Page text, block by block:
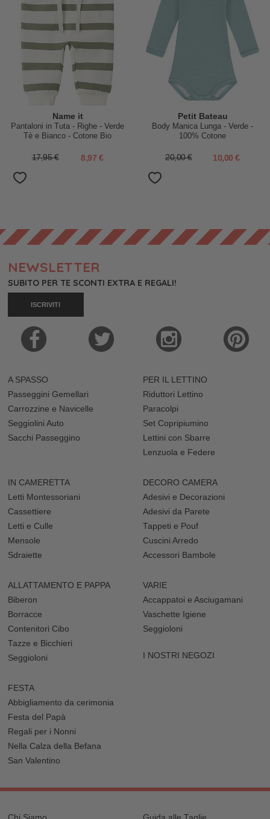
Name it
Pantaloni in Tuta - Righe - Verde
Tè e Bianco - Cotone Bio
17,95 € 8,97 €
Petit Bateau
Body Manica Lunga - Verde -
100% Cotone
20,00 € 10,00 €
NEWSLETTER
SUBITO PER TE SCONTI EXTRA E REGALI!
ISCRIVITI
A SPASSO
Passeggini Gemellari
Carrozzine e Navicelle
Seggiolini Auto
Sacchi Passeggino
PER IL LETTINO
Riduttori Lettino
Paracolpi
Set Copripiumino
Lettini con Sbarre
Lenzuola e Federe
IN CAMERETTA
Letti Montessoriani
Cassettiere
Letti e Culle
Mensole
Sdraiette
DECORO CAMERA
Adesivi e Decorazioni
Adesivi da Parete
Tappeti e Pouf
Cuscini Arredo
Accessori Bambole
ALLATTAMENTO E PAPPA
Biberon
Borracce
Contenitori Cibo
Tazze e Bicchieri
Seggioloni
VARIE
Accappatoi e Asciugamani
Vaschette Igiene
Seggioloni
I NOSTRI NEGOZI
FESTA
Abbigliamento da cerimonia
Festa del Papà
Regali per i Nonni
Nella Calza della Befana
San Valentino